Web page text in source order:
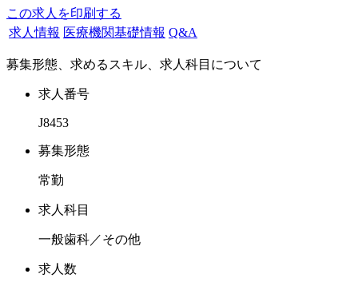
患者さんには丁寧にヒアリングをおこない、ご希望に沿った
お一人お一人の為の治療を提供。
なく無理のないしっかりとして治療を行っていけます。
自費はインプラント・補綴・義歯・ホワイトニングの症例多
数。今後インビザラインも導入予定。
費の経験を伸ばしたいドクターにはうってつけです。
保険診療メインにご対応頂く形も可能です。
経験の浅いドクターには丁寧にご指導いたします。
医院主導の勉強会は御座いませんが、希望する講習会への費
この求人を印刷する
求人情報 医療機関基礎情報 Q&A
募集形態、求めるスキル、求人科目について
求人番号
J8453
募集形態
常勤
求人科目
一般歯科／その他
求人数